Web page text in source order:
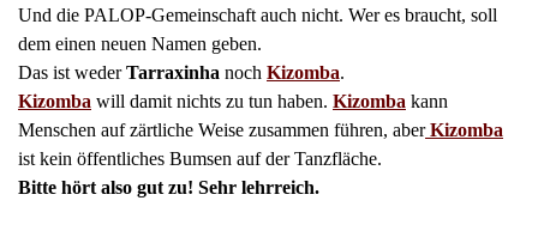
Und die PALOP-Gemeinschaft auch nicht. Wer es braucht, soll
dem einen neuen Namen geben.
Das ist wederTarraxinha noch Kizomba.
Kizomba will damit nichts zu tun haben. Kizomba kann
Menschen auf zärtliche Weise zusammen führen, aberKizomba
ist kein öffentliches Bumsen auf der Tanzfläche.
Bitte hört also gut zu! Sehr lehrreich.